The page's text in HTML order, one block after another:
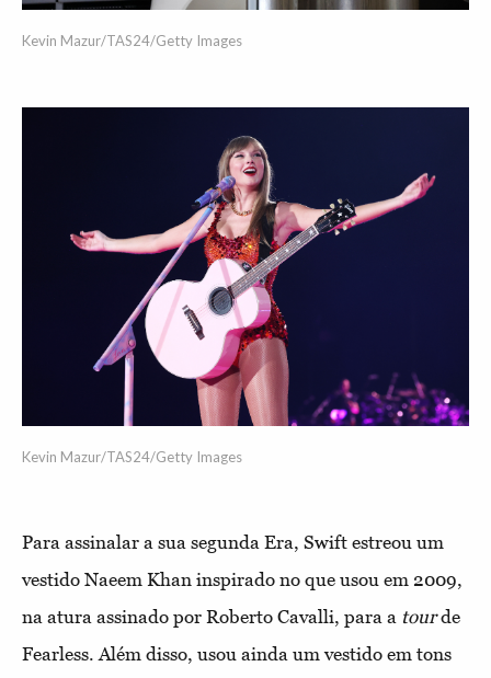
Kevin Mazur/TAS24/Getty Images
Kevin Mazur/TAS24/Getty Images
Para assinalar a sua segunda Era, Swift estreou um
vestido Naeem Khan inspirado no que usou em 2009,
na atura assinado por Roberto Cavalli, para a tourde
Fearless. Além disso, usou ainda um vestido em tons